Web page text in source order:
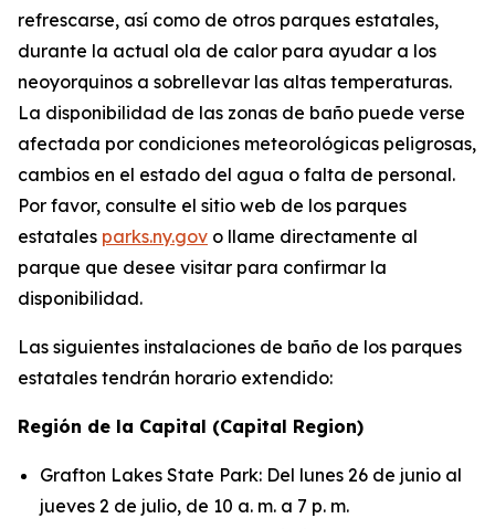
refrescarse, así como de otros parques estatales,
durante la actual ola de calor para ayudar a los
neoyorquinos a sobrellevar las altas temperaturas.
La disponibilidad de las zonas de baño puede verse
afectada por condiciones meteorológicas peligrosas,
cambios en el estado del agua o falta de personal.
Por favor, consulte el sitio web de los parques
estatales parks.ny.gov o llame directamente al
parque que desee visitar para confirmar la
disponibilidad.
Las siguientes instalaciones de baño de los parques
estatales tendrán horario extendido:
Región de la Capital (Capital Region)
Grafton Lakes State Park: Del lunes 26 de junio al
jueves 2 de julio, de 10 a. m. a 7 p. m.